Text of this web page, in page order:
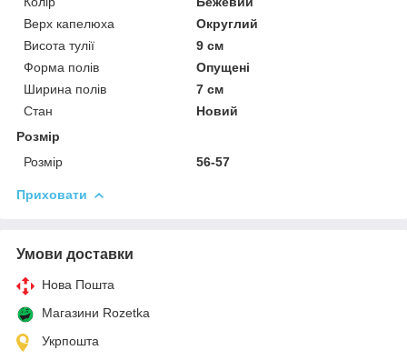
Верх капелюха
Округлий
Висота тулії
9 см
Форма полів
Опущені
Ширина полів
7 см
Стан
Новий
Розмір
Розмір
56-57
Приховати
Умови доставки
Нова Пошта
Магазини Rozetka
Укрпошта